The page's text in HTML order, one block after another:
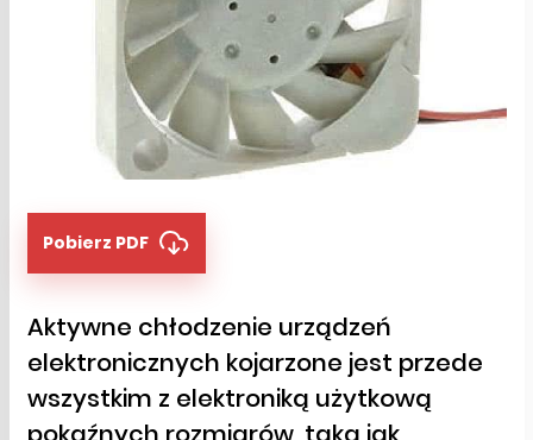
Pobierz PDF
Aktywne chłodzenie urządzeń
elektronicznych kojarzone jest przede
wszystkim z elektroniką użytkową